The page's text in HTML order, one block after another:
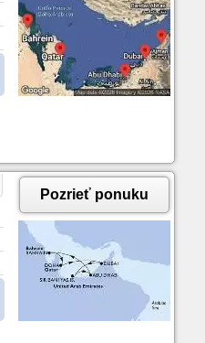
Pozrieť ponuku